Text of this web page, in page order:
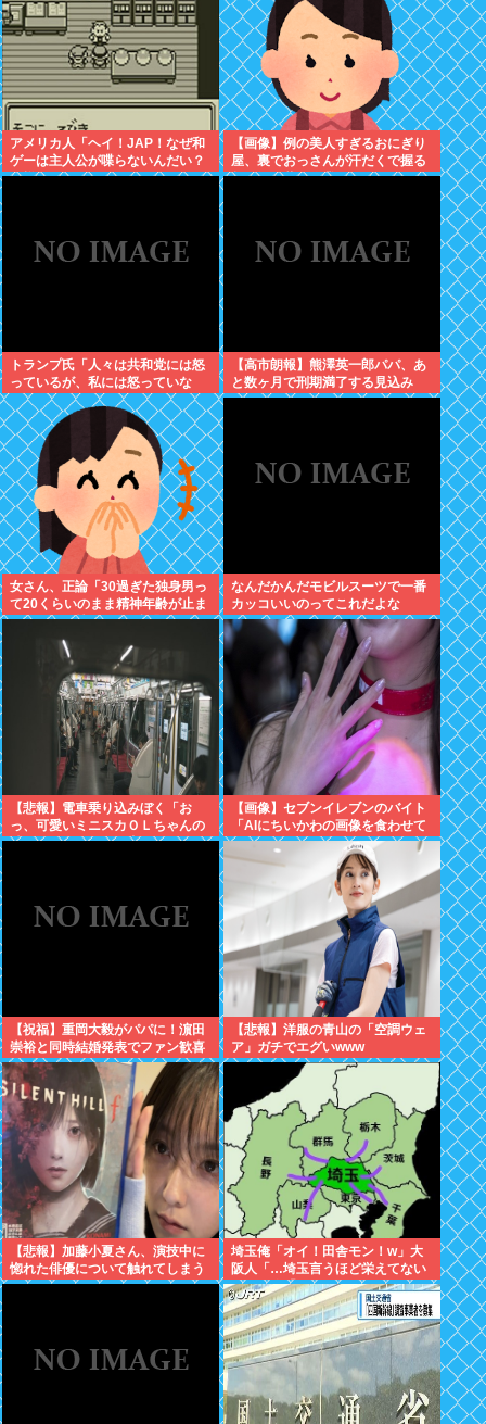
アメリカ人「ヘイ！JAP！なぜ和
ゲーは主人公が喋らないんだい？
異様だよ？」
【画像】例の美人すぎるおにぎり
屋、裏でおっさんが汗だくで握る
超ド級の共同作業だったwww
トランプ氏「人々は共和党には怒
っているが、私には怒っていな
い」
【高市朗報】熊澤英一郎パパ、あ
と数ヶ月で刑期満了する見込み
女さん、正論「30過ぎた独身男っ
て20くらいのまま精神年齢が止ま
っていて気持ち悪い」話題にwww
なんだかんだモビルスーツで一番
カッコいいのってこれだよな
【悲報】電車乗り込みぼく「お
っ、可愛いミニスカＯＬちゃんの
隣あいてんじゃん！座ったろ！」
【画像】セブンイレブンのバイト
「AIにちいかわの画像を食わせて
っと…できた！」⇒！
【祝福】重岡大毅がパパに！濵田
崇裕と同時結婚発表でファン歓喜
【悲報】洋服の青山の「空調ウェ
ア」ガチでエグいwww
【悲報】加藤小夏さん、演技中に
惚れた俳優について触れてしまう
埼玉俺「オイ！田舎モン！w」大
阪人「…埼玉言うほど栄えてない
やん」俺「でも、西やんw」